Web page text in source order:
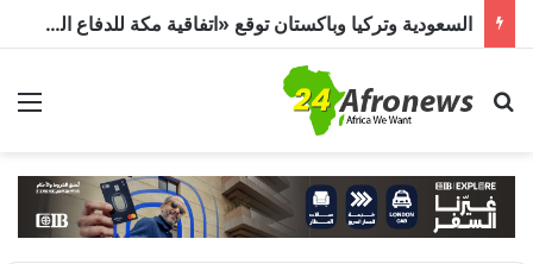
السعودية وتركيا وباكستان توقع «اتفاقية مكة للدفاع المشترك».. هجوم على دولة يُعد اعتداءً على الجميع
بحث عن